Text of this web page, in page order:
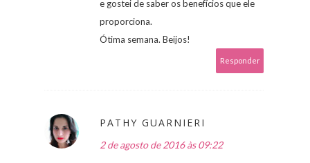
e gostei de saber os benefícios que ele
proporciona.
Ótima semana. Beijos!
Responder
PATHY GUARNIERI
2 de agosto de 2016 às 09:22